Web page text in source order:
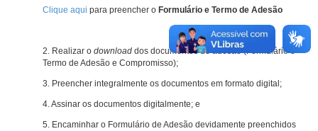
Clique aqui para preencher o Formulário e Termo de Adesão
2. Realizar o download dos documentos de adesão (Formulário e
Termo de Adesão e Compromisso);
3. Preencher integralmente os documentos em formato digital;
4. Assinar os documentos digitalmente; e
5. Encaminhar o Formulário de Adesão devidamente preenchidos